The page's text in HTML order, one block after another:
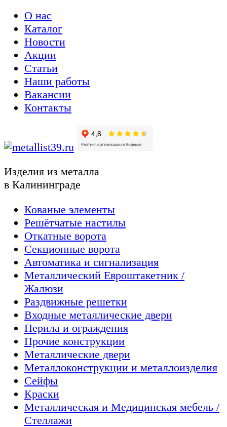
О нас
Каталог
Новости
Акции
Статьи
Наши работы
Вакансии
Контакты
Изделия из металла
в Калининграде
Кованые элементы
Решётчатые настилы
Откатные ворота
Секционные ворота
Автоматика и сигнализация
Металлический Евроштакетник /
Жалюзи
Раздвижные решетки
Входные металлические двери
Перила и ограждения
Прочие конструкции
Металлические двери
Металлоконструкции и металлоизделия
Сейфы
Краски
Металлическая и Медицинская мебель /
Стеллажи